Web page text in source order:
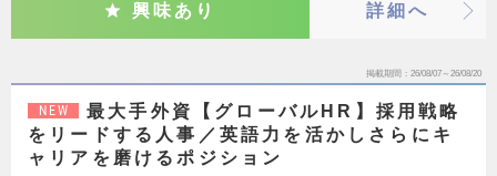
興味あり 詳細へ
掲載期間 26/08/07～26/08/20
NEW
最大手外資【グローバルHR】採用戦略
をリードする人事／英語力を活かしさらにキ
ャリアを磨けるポジション